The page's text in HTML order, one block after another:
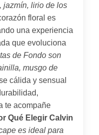
jazmín, lirio de los
floral es
una experiencia
que evoluciona
de Fondo son
musgo de
cálida y sensual
te acompañe
Qué Elegir Calvin
es ideal para